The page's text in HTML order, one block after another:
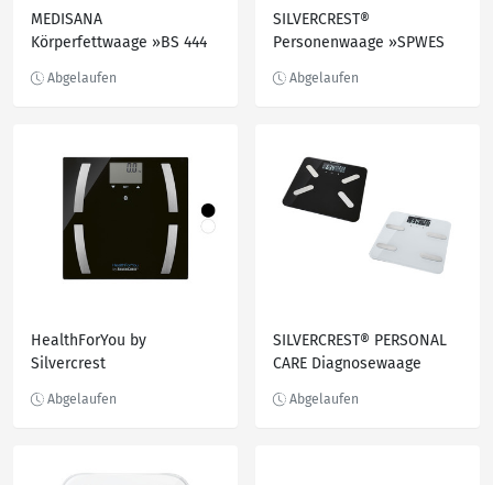
MEDISANA
Körperfettwaage »BS 444
SILVERCREST®
Personenwaage »SPWES
HealthForYou by
Silvercrest
Bluetooth®
SILVERCREST® PERSONAL
CARE Diagnosewaage
kg